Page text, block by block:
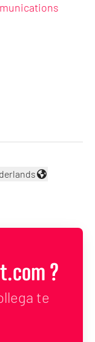
wijzigen
?
te